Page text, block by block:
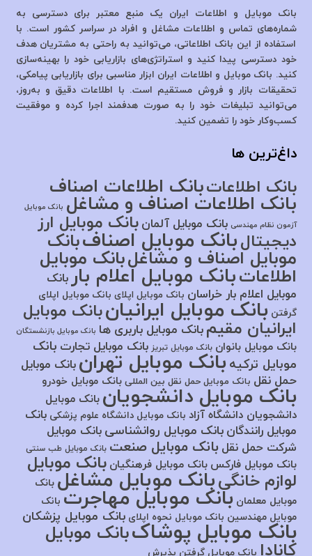
بانک موبایل و اطلاعات ایران یک منبع معتبر برای دسترسی به
شماره‌های تماس و اطلاعات مشاغل و افراد در سراسر کشور است. با
استفاده از این بانک اطلاعاتی، می‌توانید به راحتی به مشتریان هدف
خود دسترسی پیدا کنید و استراتژی‌های بازاریابی خود را بهینه‌سازی
کنید. بانک موبایل و اطلاعات ایران ابزار مناسبی برای بازاریابی پیامکی،
تحقیقات بازار و فروش مستقیم است. با اطلاعات دقیق و به‌روز،
می‌توانید تبلیغات خود را به صورت هدفمند اجرا کرده و موفقیت
کسب‌وکار خود را تضمین کنید.
داغ‌ترین ها
بانک اطلاعاتبانک اطلاعات اصناف
بانک اطلاعات اصناف و مشاغل بانک موبایل
آزمون نظام مهندسی بانک موبایل آلمان بانک موبایل ارز
دیجیتالبانک موبایل اصنافبانک
موبایل اصناف و مشاغلبانک موبایل
اطلاعاتبانک موبایل اعلام باربانک
موبایل اعلام بار خراسان بانک موبایل اپلای بانک موبایل اپلای
گرفتن بانک موبایل ایرانیانبانک موبایل
ایرانیان مقیم بانک موبایل باربری ها بانک موبایل بازنشستگان
بانک موبایل بانوان بانک موبایل تبریز بانک موبایل تجارت بانک
موبایل ترکیه بانک موبایل تهران بانک موبایل
حمل نقل بانک موبایل حمل نقل بین المللی بانک موبایل خودرو
بانک موبایل دانشجویان بانک موبایل
دانشجویان دانشگاه آزاد بانک موبایل دانشگاه علوم پزشکی بانک
موبایل رانندگان بانک موبایل روانشناسی بانک موبایل
شرکت حمل نقل بانک موبایل صنعت بانک موبایل طب سنتی
بانک موبایل فارکس بانک موبایل فرهنگیان بانک موبایل
لوازم خانگیبانک موبایل مشاغلبانک
موبایل معلمان بانک موبایل مهاجرت بانک
موبایل مهندسین بانک موبایل نحوه اپلای بانک موبایل پزشکان
بانک موبایل پوشاکبانک موبایل
کانادا بانک موبایل گرفتن پذیرش